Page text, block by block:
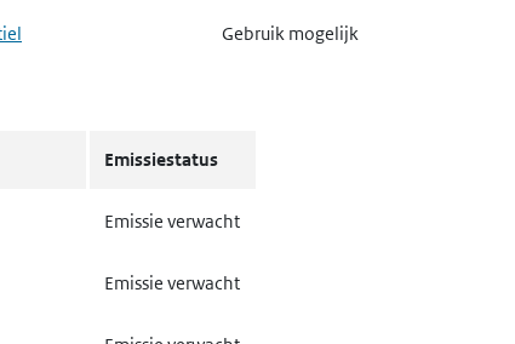
Gebruik mogelijk
Emissie verwacht
Gebruik mogelijk
Emissiestatus
Emissie verwacht
Emissie verwacht